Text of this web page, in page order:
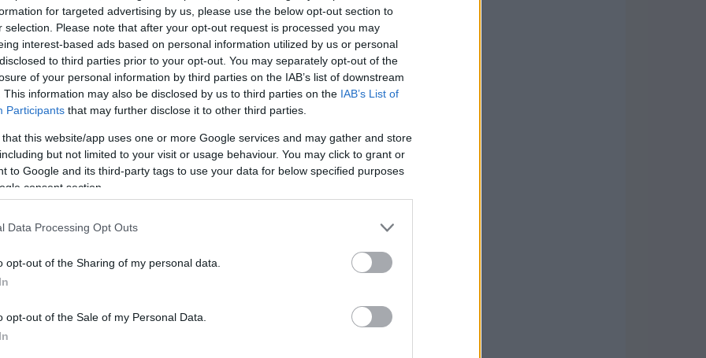
for targeted advertising by us, please use the below opt-out section to
selection. Please note that after your opt-out request is processed you may
interest-based ads based on personal information utilized by us or personal
to third parties prior to your opt-out. You may separately opt-out of the
of your personal information by third parties on the IAB’s list of downstream
This information may also be disclosed by us to third parties on the IAB’s List of
Participants that may further disclose it to other third parties.
that this website/app uses one or more Google services and may gather and store
but not limited to your visit or usage behaviour. You may click to grant or
to Google and its third-party tags to use your data for below specified purposes
consent section.
Data Processing Opt Outs
opt-out of the Sharing of my personal data.
opt-out of the Sale of my Personal Data.